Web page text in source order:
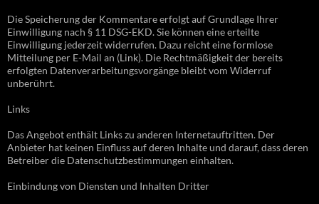
Die Speicherung der Kommentare erfolgt auf Grundlage Ihrer
Einwilligung nach § 11 DSG-EKD. Sie können eine erteilte
Einwilligung jederzeit widerrufen. Dazu reicht eine formlose
Mitteilung per E-Mail an (Link). Die Rechtmäßigkeit der bereits
erfolgten Datenverarbeitungsvorgänge bleibt vom Widerruf
unberührt.
Links
Das Angebot enthält Links zu anderen Internetauftritten. Der
Anbieter hat keinen Einfluss auf deren Inhalte und darauf, dass deren
Betreiber die Datenschutzbestimmungen einhalten.
Einbindung von Diensten und Inhalten Dritter